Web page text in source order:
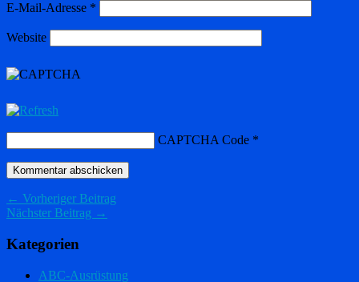
E-Mail-Adresse *
Website
CAPTCHA Code *
← Vorheriger Beitrag
Nächster Beitrag →
Kategorien
ABC-Ausrüstung